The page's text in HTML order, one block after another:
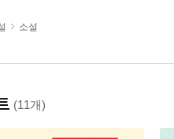
소설
(11개)